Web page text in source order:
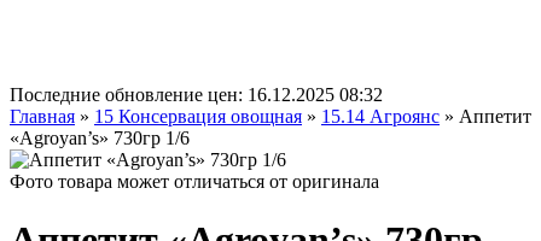
Последние обновление цен: 16.12.2025 08:32
Главная » 15 Консервация овощная » 15.14 Агроянс » Аппетит
«Agroyan’s» 730гр 1/6
Фото товара может отличаться от оригинала